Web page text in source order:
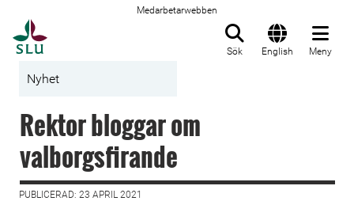
Medarbetarwebben
Sök English Meny
Nyhet
Rektor bloggar om
valborgsfirande
PUBLICERAD: 23 APRIL 2021